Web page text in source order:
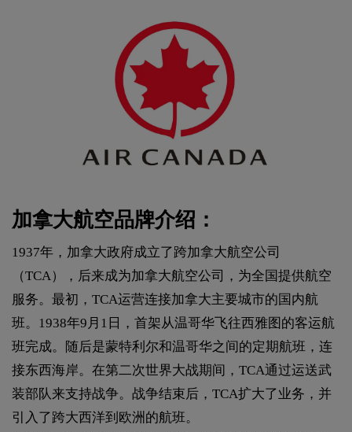
加拿大航空品牌介绍：
1937年，加拿大政府成立了跨加拿大航空公司
（TCA），后来成为加拿大航空公司，为全国提供航空
服务。最初，TCA运营连接加拿大主要城市的国内航
班。1938年9月1日，首架从温哥华飞往西雅图的客运航
班完成。随后是蒙特利尔和温哥华之间的定期航班，连
接东西海岸。在第二次世界大战期间，TCA通过运送武
装部队来支持战争。战争结束后，TCA扩大了业务，并
引入了跨大西洋到欧洲的航班。